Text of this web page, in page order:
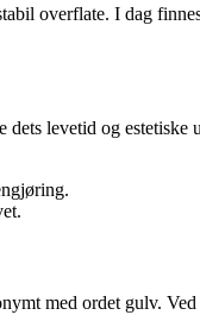
overflate. I dag
levetid og
med ordet gulv.